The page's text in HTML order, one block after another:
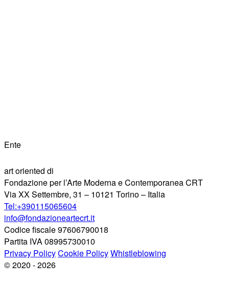
Ente
art oriented di
Fondazione per l’Arte Moderna e Contemporanea CRT
Via XX Settembre, 31 – 10121 Torino – Italia
Tel:+390115065604
info@fondazioneartecrt.it
Codice fiscale 97606790018
Partita IVA 08995730010
Privacy PolicyCookie PolicyWhistleblowing
© 2020 - 2026